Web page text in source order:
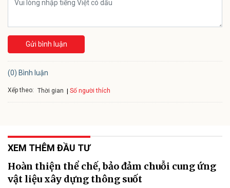
Gửi bình luận
(0) Bình luận
Xếp theo: Thời gian Số người thích
XEM THÊM ĐẦU TƯ
Hoàn thiện thể chế, bảo đảm chuỗi cung ứng
vật liệu xây dựng thông suốt